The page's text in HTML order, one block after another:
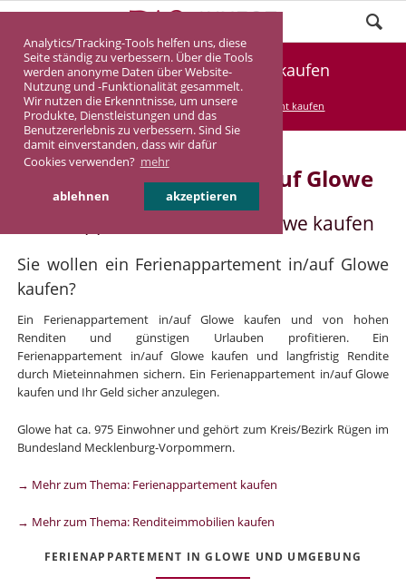
Analytics/Tracking-Tools helfen uns, diese
Seite ständig zu verbessern. Über die Tools
werden anonyme Daten über Website-
Nutzung und -Funktionalität gesammelt.
Wir nutzen die Erkenntnisse, um unsere
Produkte, Dienstleistungen und das
Benutzererlebnis zu verbessern. Sind Sie
damit einverstanden, dass wir dafür
Cookies verwenden? mehr
ablehnen akzeptieren
Ferienappartement Glowe kaufen
DASINVEST Service Ferienappartement kaufen
Ferienappartement in/auf Glowe
Ferienappartement in/auf Glowe kaufen
Sie wollen ein Ferienappartement in/auf Glowe
kaufen?
Ein Ferienappartement in/auf Glowe kaufen und von hohen
Renditen und günstigen Urlauben profitieren. Ein
Ferienappartement in/auf Glowe kaufen und langfristig Rendite
durch Mieteinnahmen sichern. Ein Ferienappartement in/auf Glowe
kaufen und Ihr Geld sicher anzulegen.
Glowe hat ca. 975 Einwohner und gehört zum Kreis/Bezirk Rügen im
Bundesland Mecklenburg-Vorpommern.
→ Mehr zum Thema: Ferienappartement kaufen
→ Mehr zum Thema: Renditeimmobilien kaufen
FERIENAPPARTEMENT IN GLOWE UND UMGEBUNG